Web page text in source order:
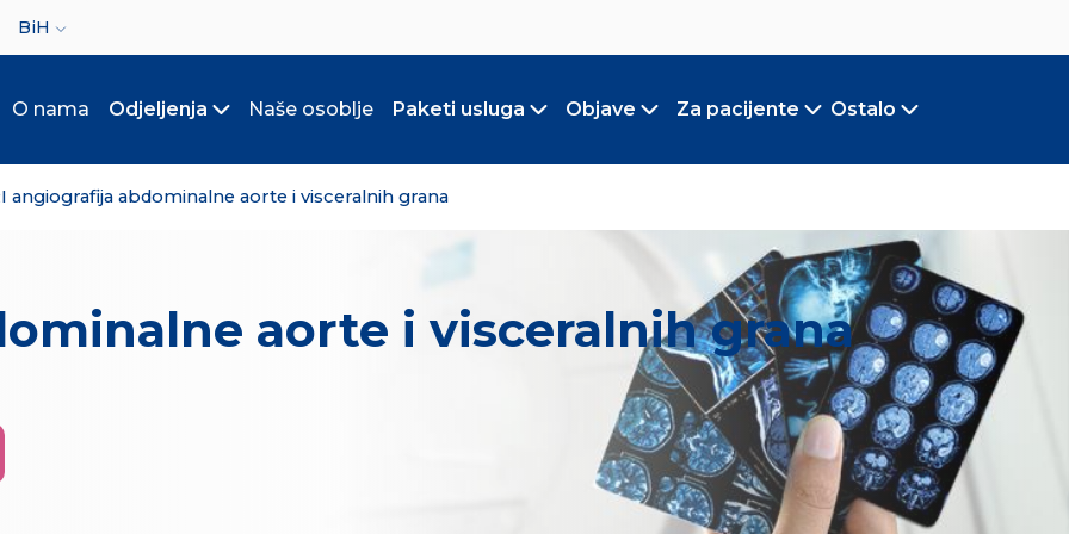
your language
BiH
O nama Odjeljenja
Toggle submenu
Naše osoblje Paketi usluga
Toggle submenu
Objave
Toggle submenu
Za pacijente
Toggle submenu
Ostalo
Toggle
angiografija abdominalne aorte i visceralnih grana
aorte i visceralnih grana